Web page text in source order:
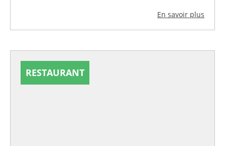
En savoir plus
RESTAURANT